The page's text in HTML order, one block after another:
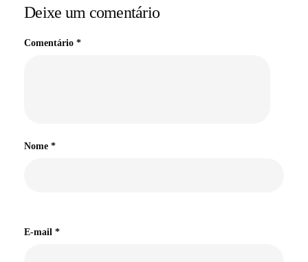
Deixe um comentário
Comentário *
Nome *
E-mail *